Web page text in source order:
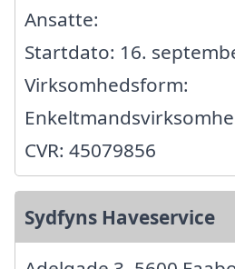
Ansatte:
Startdato: 16.
Virksomhedsform:
CVR: 45079856
Sydfyns Haveservice